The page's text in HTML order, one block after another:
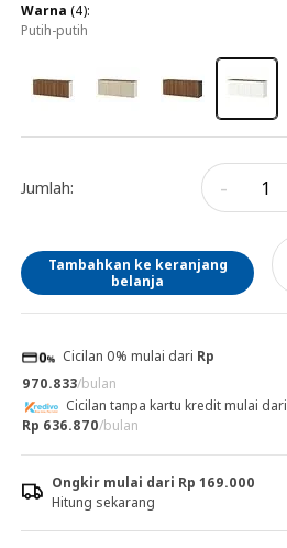
warna (4):
putih-putih
Jumlah: -
Tambahkan ke keranjang
belanja
Cicilan 0% mulai dari Rp
970.833/bulan
Cicilan tanpa kartu kredit mulai dari
Rp 636.870/bulan
Ongkir mulai dari Rp 169.000
Hitung sekarang